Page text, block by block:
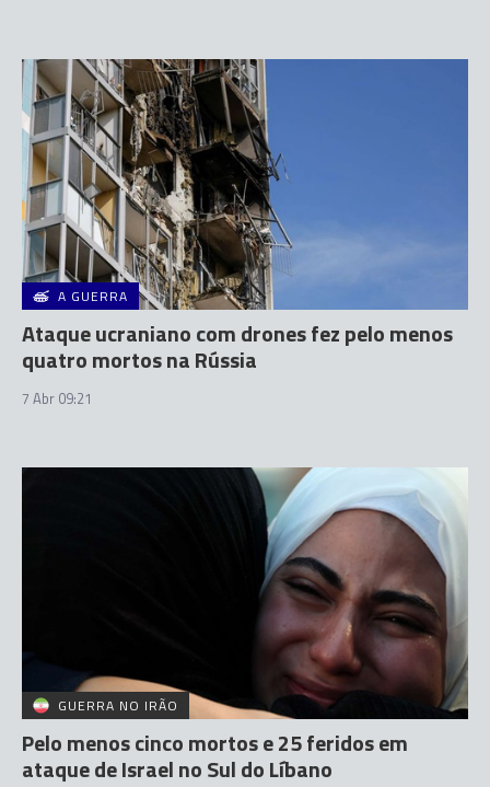
A GUERRA
Ataque ucraniano com drones fez pelo menos
quatro mortos na Rússia
7 Abr 09:21
GUERRA NO IRÃO
Pelo menos cinco mortos e 25 feridos em
ataque de Israel no Sul do Líbano